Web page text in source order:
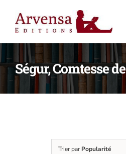
contenu
Ségur, Comtesse de
Trier parPopularité